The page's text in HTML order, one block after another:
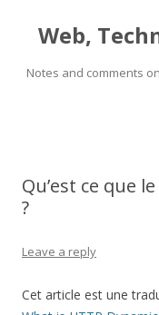
Web,
Notes and comments
Qu’est ce que
?
Leave a reply
Cet article est une